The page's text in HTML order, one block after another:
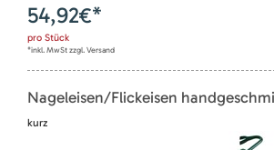
54,92€*
pro Stück
*inkl. MwSt zzgl. Versand
Nageleisen/Flickeisen
kurz